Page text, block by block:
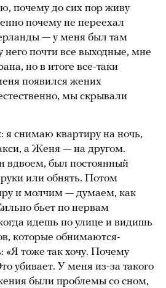
почему до сих пор живу
почему не переехал
— у меня был там
почти все выходные, мне
но в итоге все-таки
появился жених
мы скрывали
я снимаю квартиру на ночь,
а Женя — на другом.
вдвоем, был постоянный
руки или обнять. Потом
и молчим — думаем, как
бьет по нервам
идешь по улице и видишь
которые обнимаются-
тоже так хочу. Почему
убивает. У меня из-за такого
были проблемы со сном,